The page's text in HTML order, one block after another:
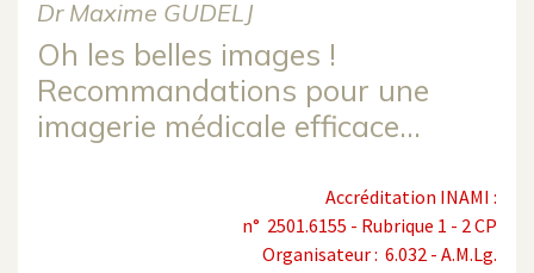
Dr Maxime GUDELJ
Oh les belles images !
Recommandations pour une
imagerie médicale efficace…
Accréditation INAMI :
n° 2501.6155 - Rubrique 1 - 2 CP
Organisateur : 6.032 - A.M.Lg.